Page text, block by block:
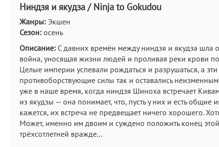
Ниндзя и якудза / Ninja to Gokudou
Жанры: Экшен
Сезон: осень
Описание: С давних времён между ниндзя и якудза шла
война, уносящая жизни людей и проливая реки крови
Целые империи успевали рождаться и разрушаться, а
противоборствующие силы так и оставались
уже в наше время, когда ниндзя Шиноха встречает
из якудзы — она понимает, что, пусть у них и есть общие
кажется, их встреча не предвещает ничего хорошего.
Может, именно им двоим и суждено положить конец этой
трёхсотлетней вражде...